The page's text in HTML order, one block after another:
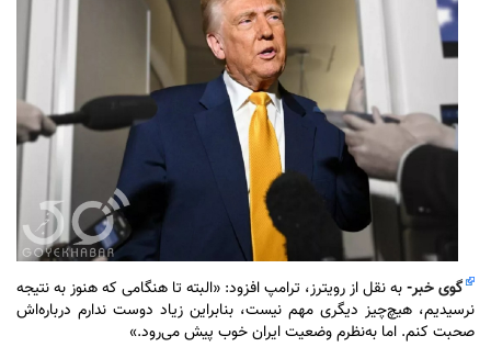
گوی خبر-به نقل از رویترز، ترامپ افزود: «البته تا هنگامی که هنوز به نتیجه
نرسیدیم، هیچ‌چیز دیگری مهم نیست، بنابراین زیاد دوست ندارم درباره‌اش
صحبت کنم. اما به‌نظرم وضعیت ایران خوب پیش می‌رود.»